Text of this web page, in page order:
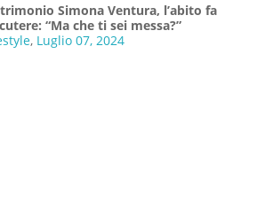
Simona Ventura, l’abito fa
“Ma che ti sei messa?”
, Luglio 07, 2024